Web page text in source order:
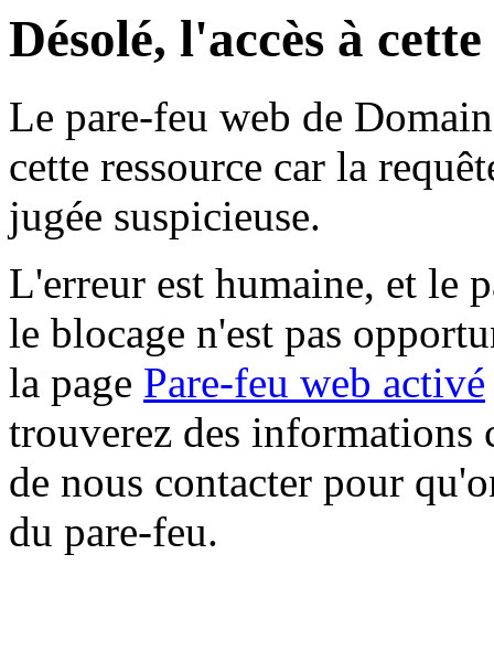
Désolé, l'accès à
Le pare-feu web de
cette ressource car la
jugée suspicieuse.
L'erreur est humaine, et le
le blocage n'est pas
la page Pare-feu web activé
trouverez des informations
de nous contacter pour
du pare-feu.